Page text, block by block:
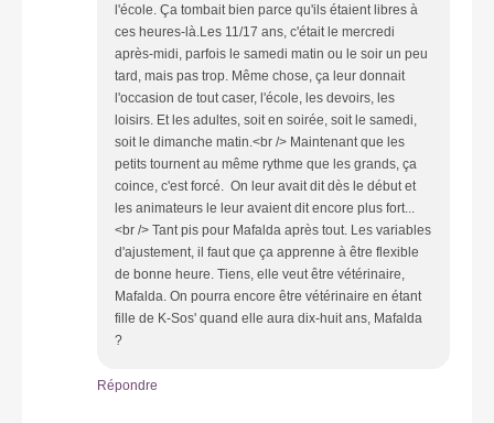
l'école. Ça tombait bien parce qu'ils étaient libres à
ces heures-là.Les 11/17 ans, c'était le mercredi
après-midi, parfois le samedi matin ou le soir un peu
tard, mais pas trop. Même chose, ça leur donnait
l'occasion de tout caser, l'école, les devoirs, les
loisirs. Et les adultes, soit en soirée, soit le samedi,
soit le dimanche matin.<br /> Maintenant que les
petits tournent au même rythme que les grands, ça
coince, c'est forcé. On leur avait dit dès le début et
les animateurs le leur avaient dit encore plus fort...
<br /> Tant pis pour Mafalda après tout. Les variables
d'ajustement, il faut que ça apprenne à être flexible
de bonne heure. Tiens, elle veut être vétérinaire,
Mafalda. On pourra encore être vétérinaire en étant
fille de K-Sos' quand elle aura dix-huit ans, Mafalda
?
Répondre